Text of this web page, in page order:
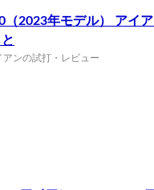
（2023年モデル） アイ
アンの試打・レビュー